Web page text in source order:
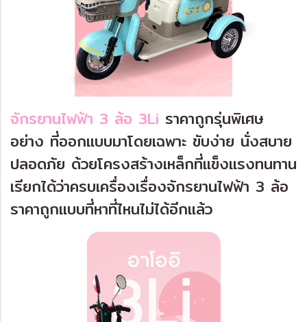
จักรยานไฟฟ้า 3 ล้อ 3Li ราคาถูกรุ่นพิเศษ
อย่าง ที่ออกแบบมาโดยเฉพาะ ขับง่าย นั่งสบาย
ปลอดภัย ด้วยโครงสร้างเหล็กที่แข็งแรงทนทาน
เรียกได้ว่าครบเครื่องเรื่องจักรยานไฟฟ้า 3 ล้อ
ราคาถูกแบบที่หาที่ไหนไม่ได้อีกแล้ว